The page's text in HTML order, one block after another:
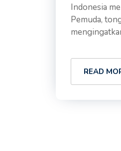
Indonesia
Pemuda,
READ